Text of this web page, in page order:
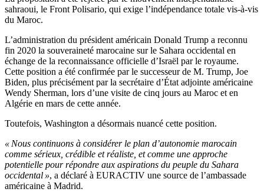
sahraoui, le Front Polisario, qui exige l’indépendance totale vis-à-vis
du Maroc.
L’administration du président américain Donald Trump a reconnu
fin 2020 la souveraineté marocaine sur le Sahara occidental en
échange de la reconnaissance officielle d’Israël par le royaume.
Cette position a été confirmée par le successeur de M. Trump, Joe
Biden, plus précisément par la secrétaire d’État adjointe américaine
Wendy Sherman, lors d’une visite de cinq jours au Maroc et en
Algérie en mars de cette année.
Toutefois, Washington a désormais nuancé cette position.
« Nous continuons à considérer le plan d’autonomie marocain
comme sérieux, crédible et réaliste, et comme une approche
potentielle pour répondre aux aspirations du peuple du Sahara
occidental », a déclaré à EURACTIV une source de l’ambassade
américaine à Madrid.